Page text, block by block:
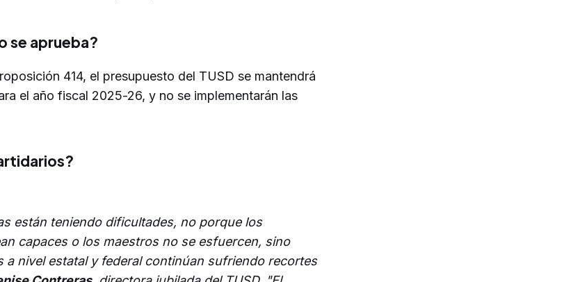
se aprueba?
414, el presupuesto del TUSD se mantendrá
el año fiscal 2025-26, y no se implementarán las
están teniendo dificultades, no porque los
capaces o los maestros no se esfuercen, sino
a nivel estatal y federal continúan sufriendo recortes